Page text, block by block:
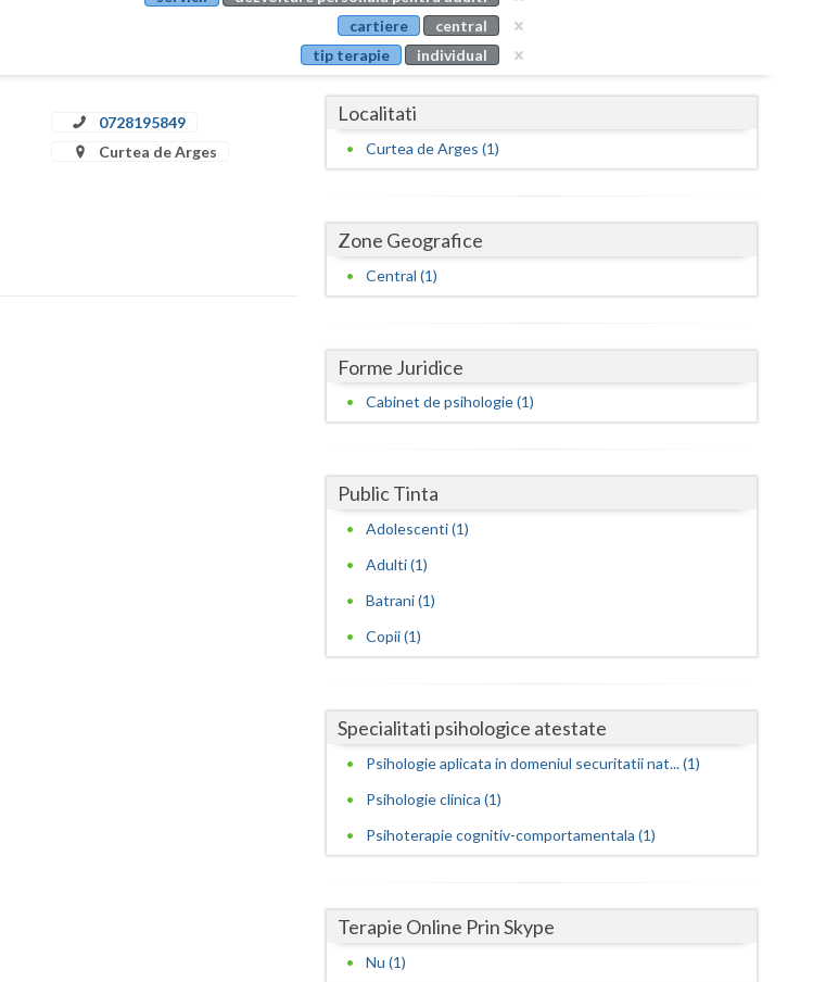
Buzau
Calarasi
Caras-Severin
Cluj
Giurgiu
Maramures
Mehedinti
Mures
Neamt
Prahova
cartiere
central
tip terapie
individual
0728195849
Curtea de Arges
Localitati
Curtea de Arges (1)
Zone Geografice
Central (1)
Forme Juridice
Cabinet de psihologie (1)
Public Tinta
Adolescenti (1)
Adulti (1)
Batrani (1)
Copii (1)
Specialitati psihologice atestate
Psihologie aplicata in domeniul securitatii nat... (1)
Psihologie clinica (1)
Psihoterapie cognitiv-comportamentala (1)
Terapie Online Prin Skype
Nu (1)